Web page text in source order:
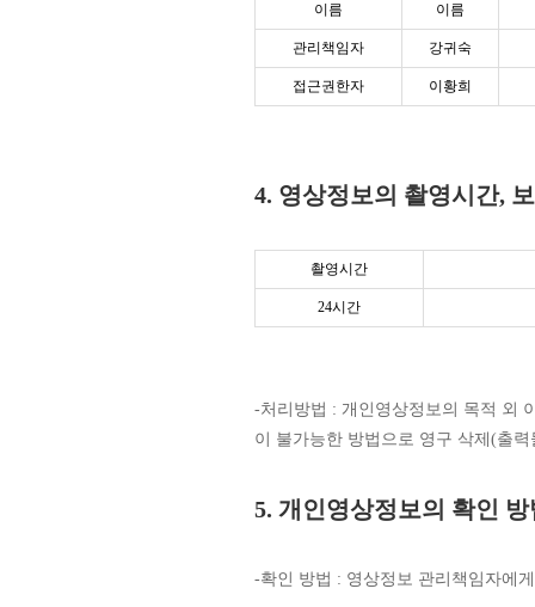
이름 이름
관리책임자 강귀숙
접근권한자 이황희
4. 영상정보의 촬영시간,
촬영시간
24시간
-처리방법 : 개인영상정보의 목적 외
이 불가능한 방법으로 영구 삭제(출
5. 개인영상정보의 확인
-확인 방법 : 영상정보 관리책임자에